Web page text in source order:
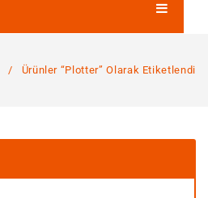
/ Ürünler “plotter” Olarak Etiketlendi